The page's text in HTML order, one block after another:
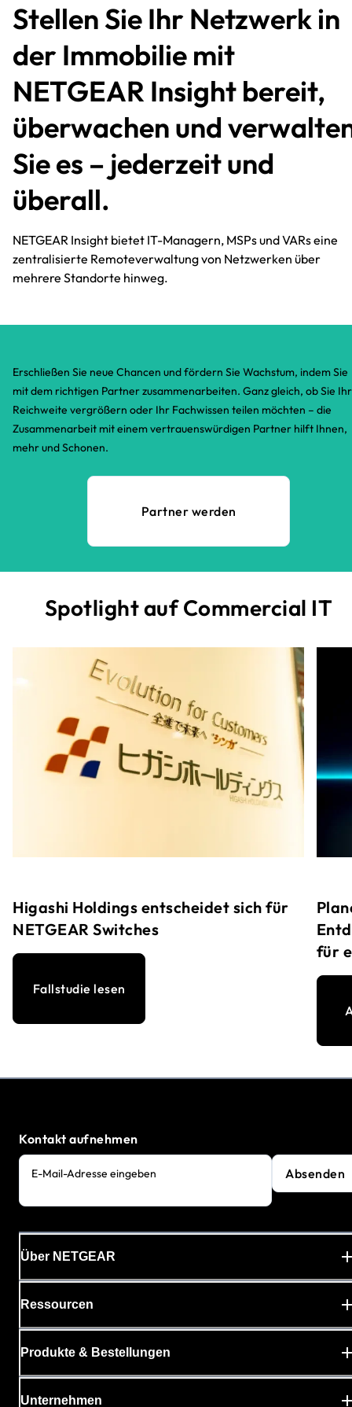
Stellen Sie Ihr Netzwerk in
der Immobilie mit
NETGEAR Insight bereit,
überwachen und
Sie es – jederzeit und
überall.​
NETGEAR Insight bietet IT-Managern, MSPs und VARs eine
zentralisierte Remoteverwaltung von Netzwerken über
mehrere Standorte hinweg.
Erschließen Sie neue Chancen und fördern Sie Wachstum, indem Sie
mit dem richtigen Partner zusammenarbeiten. Ganz gleich, ob Sie
Reichweite vergrößern oder Ihr Fachwissen teilen möchten – die
Zusammenarbeit mit einem vertrauenswürdigen Partner hilft Ihnen,
mehr und Schonen.​
Partner werden
Spotlight auf Commercial IT
Higashi Holdings entscheidet sich für
NETGEAR Switches
Fallstudie lesen
für
Kontakt aufnehmen
E-Mail-Adresse eingeben Absenden
Über NETGEAR
Ressourcen
Produkte & Bestellungen
Unternehmen